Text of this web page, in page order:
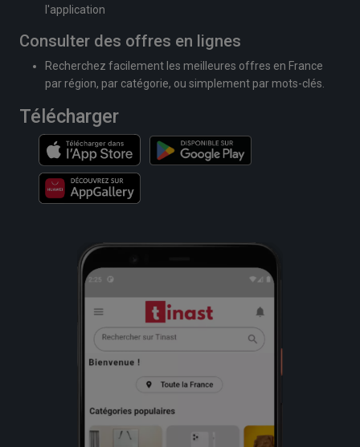
l'application
Consulter des offres en lignes
Recherchez facilement les meilleures offres en France
par région, par catégorie, ou simplement par mots-clés.
Télécharger